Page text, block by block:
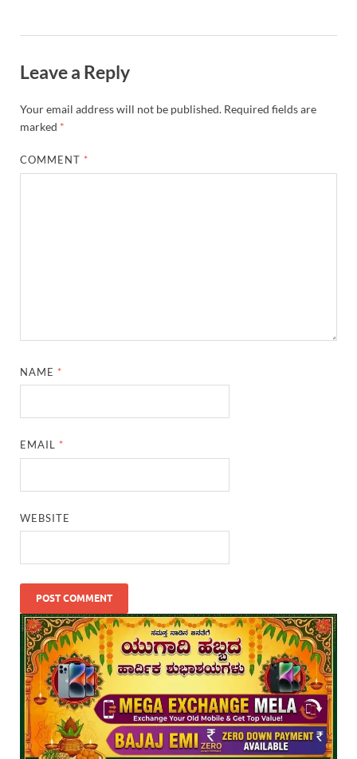
Leave a Reply
Your email address will not be published. Required fields are
marked *
COMMENT *
NAME *
EMAIL *
WEBSITE